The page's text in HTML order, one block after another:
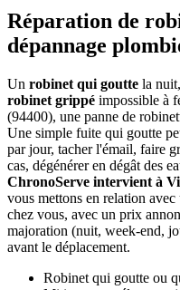
Réparation de
dépannage
Un robinet qui goutte la
robinet grippé impossible à
(94400), une panne de
Une simple fuite qui goutte
par jour, tacher l'émail, faire
cas, dégénérer en dégât des
ChronoServe intervient à
vous mettons en relation
chez vous, avec un prix
majoration (nuit, week-end,
avant le déplacement.
Robinet qui goutte ou